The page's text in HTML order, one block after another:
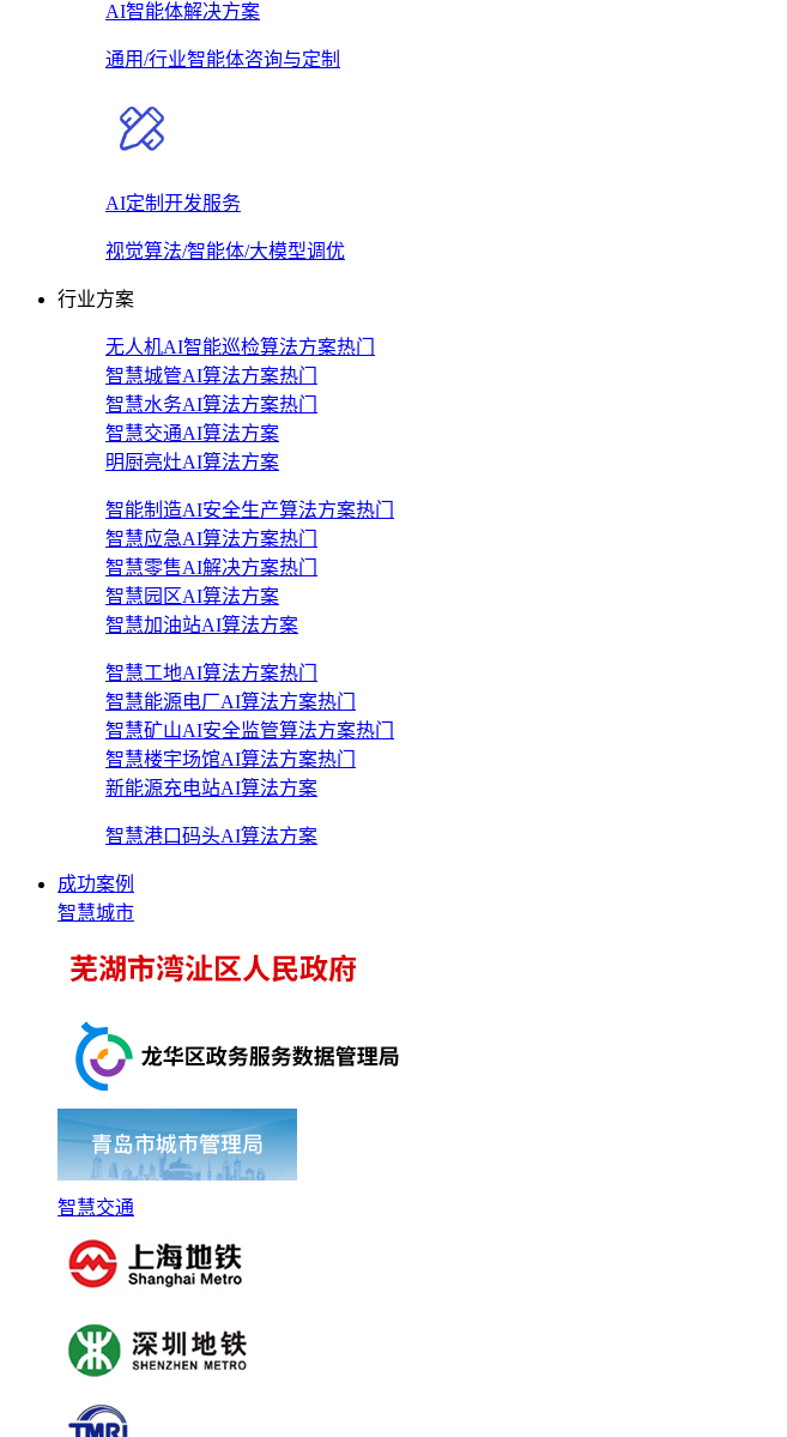
AI智能体解决方案
通用/行业智能体咨询与定制
AI定制开发服务
视觉算法/智能体/大模型调优
行业方案
无人机AI智能巡检算法方案热门
智慧城管AI算法方案热门
智慧水务AI算法方案热门
智慧交通AI算法方案
明厨亮灶AI算法方案
智能制造AI安全生产算法方案热门
智慧应急AI算法方案热门
智慧零售AI解决方案热门
智慧园区AI算法方案
智慧加油站AI算法方案
智慧工地AI算法方案热门
智慧能源电厂AI算法方案热门
智慧矿山AI安全监管算法方案热门
智慧楼宇场馆AI算法方案热门
新能源充电站AI算法方案
智慧港口码头AI算法方案
成功案例
智慧城市
智慧交通